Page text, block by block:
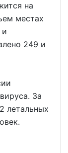
на
местах
и
249 и
За
летальных